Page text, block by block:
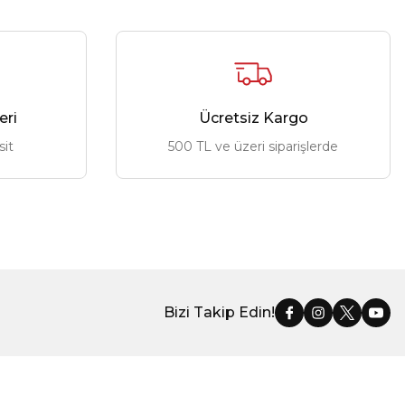
Ücretsiz Kargo
500 TL ve üzeri siparişlerde
Bizi Takip Edin!